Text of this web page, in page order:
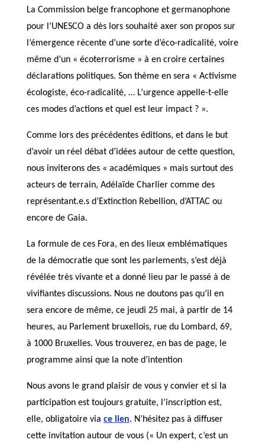
La Commission belge francophone et germanophone
pour l’UNESCO a dès lors souhaité axer son propos sur
l’émergence récente d’une sorte d’éco-radicalité, voire
même d’un « écoterrorisme » à en croire certaines
déclarations politiques. Son thème en sera « Activisme
écologiste, éco-radicalité, … L’urgence appelle-t-elle
ces modes d’actions et quel est leur impact ? ».
Comme lors des précédentes éditions, et dans le but
d’avoir un réel débat d’idées autour de cette question,
nous inviterons des « académiques » mais surtout des
acteurs de terrain, Adélaïde Charlier comme des
représentant.e.s d’Extinction Rebellion, d’ATTAC ou
encore de Gaia.
La formule de ces Fora, en des lieux emblématiques
de la démocratie que sont les parlements, s’est déjà
révélée très vivante et a donné lieu par le passé à de
vivifiantes discussions. Nous ne doutons pas qu’il en
sera encore de même, ce jeudi 25 mai, à partir de 14
heures, au Parlement bruxellois, rue du Lombard, 69,
à 1000 Bruxelles. Vous trouverez, en bas de page, le
programme ainsi que la note d’intention
Nous avons le grand plaisir de vous y convier et si la
participation est toujours gratuite, l’inscription est,
elle, obligatoire via ce lien. N’hésitez pas à diffuser
cette invitation autour de vous (« Un expert, c’est un